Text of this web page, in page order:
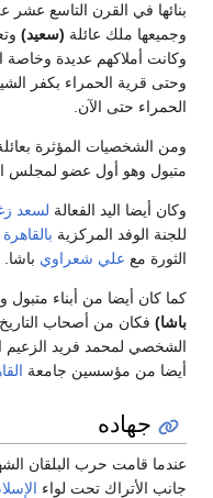
بنائها في القرن التاسع عشر
وجميعها ملك عائلة (سعيد)
وكانت أملاكهم عديدة وخاصة
وحتى قرية الحمراء بكفر
الحمراء حتى الآن.
ومن الشخصيات المؤثرة
متبول وهو أول عضو لمجلس
وكان أيضا اليد الفعالة لسعد
للجنة الوفد المركزية بالقاهرة
الثورة مع علي شعراوي باشا.
كما كان أيضا من أبناء متبول
باشا) فكان من أصحاب
الشخصي لمحمد فريد الزعيم
أيضا من مؤسسين جامعة
جهاده
عندما قامت حرب البلقان
جانب الأتراك تحت لواء